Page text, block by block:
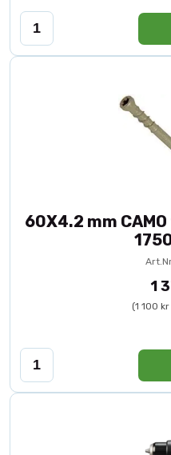
60X4.2 mm
1
(1 100